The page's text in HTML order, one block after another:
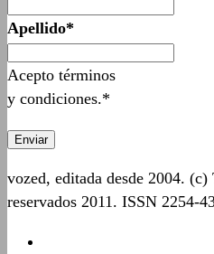
Apellido*
Acepto términos
y condiciones.*
vozed, editada desde 2004. (c)
reservados 2011. ISSN 2254-